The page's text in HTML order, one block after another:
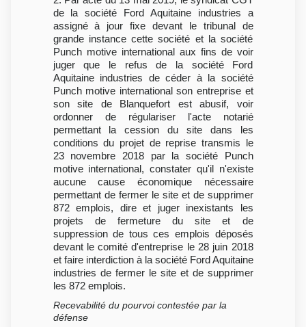
de la société Ford Aquitaine industries a
assigné à jour fixe devant le tribunal de
grande instance cette société et la société
Punch motive international aux fins de voir
juger que le refus de la société Ford
Aquitaine industries de céder à la société
Punch motive international son entreprise et
son site de Blanquefort est abusif, voir
ordonner de régulariser l'acte notarié
permettant la cession du site dans les
conditions du projet de reprise transmis le
23 novembre 2018 par la société Punch
motive international, constater qu'il n'existe
aucune cause économique nécessaire
permettant de fermer le site et de supprimer
872 emplois, dire et juger inexistants les
projets de fermeture du site et de
suppression de tous ces emplois déposés
devant le comité d'entreprise le 28 juin 2018
et faire interdiction à la société Ford Aquitaine
industries de fermer le site et de supprimer
les 872 emplois.
Recevabilité du pourvoi contestée par la
défense